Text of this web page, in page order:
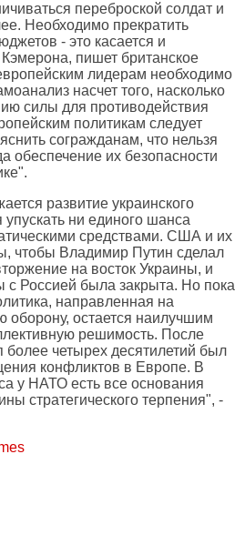
переброской солдат и
Необходимо прекратить
- это касается и
пишет британское
лидерам необходимо
насчет того, насколько
силы для противодействия
политикам следует
согражданам, что нельзя
обеспечение их безопасности
развитие украинского
упускать ни единого шанса
средствами. США и их
чтобы Владимир Путин сделал
на восток Украины, и
с Россией была закрыта. Но пока
направленная на
остается наилучшим
решимость. После
более четырех десятилетий был
конфликтов в Европе. В
у НАТО есть все основания
стратегического терпения", -